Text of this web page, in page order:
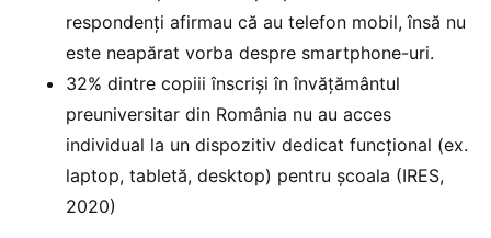
respondenți afirmau că au telefon mobil, însă nu
este neapărat vorba despre smartphone-uri.
32% dintre copiii înscriși în învățământul
preuniversitar din România nu au acces
individual la un dispozitiv dedicat funcțional (ex.
laptop, tabletă, desktop) pentru școala (IRES,
2020)